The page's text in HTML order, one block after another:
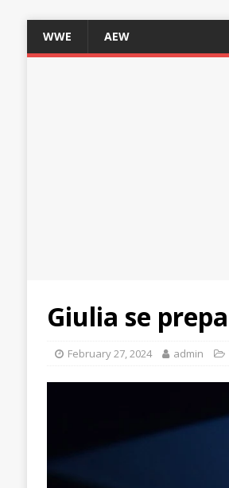
WWE AEW
Giulia se
February 27, 2024 admin